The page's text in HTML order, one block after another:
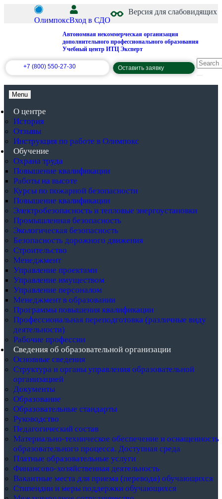
ОлимпоксВход в СДО
Версия для слабовидящих
Автономная некоммерческая организация
дополнительного профессионального образования
Учебный центр ИТЦ Эксперт
+7 (800) 550-27-30 Оставить заявку
Menu
О центре
История
Отзывы
Инструкция по работе в Олимпокс
Обучение
Охрана труда
Повышение квалификации
Работы на высоте
Курсы по пожарной безопасности
Повышение квалификации
Электробезопасность и тепловые энергоустановки
Промышленная безопасность
Экологическая безопасность
Безопасность дорожного движения
Строительство
Менеджмент
Управление проектами
Управление имуществом
Управление персоналом
Менеджмент в образовании
Программы повышения квалификации
Профессиональная переподготовка (различные виду
деятельности)
Рабочие профессии
Сведения об образовательной организации
Основные сведения
Структура и органы управления образовательной
организацией
Документы
Образование
Образовательные стандарты
Руководство
Педагогический состав
Материально-техническое обеспечение и оснащенность
образовательного процесса. Доступная среда
Платные образовательные услуги
Финансово-хозяйственная деятельность
Вакантные места для приема (перевода) обучающихся
Стипендии и меры поддержки обучающихся